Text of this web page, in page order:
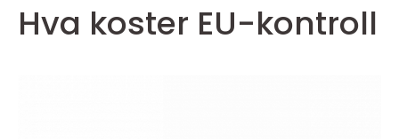
Hva koster EU-kontroll